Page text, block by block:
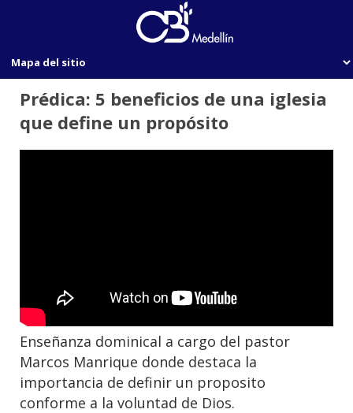
Prédica: 5 beneficios de una iglesia
que define un propósito
Enseñanza dominical a cargo del pastor
Marcos Manrique donde destaca la
importancia de definir un proposito
conforme a la voluntad de Dios.